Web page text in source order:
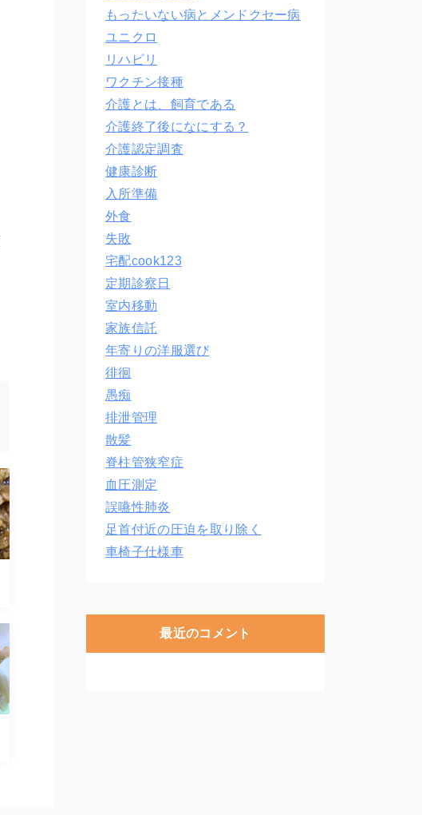
もったいない病とメンドクセー病
ユニクロ
リハビリ
ワクチン接種
介護とは、飼育である
介護終了後になにする？
介護認定調査
健康診断
入所準備
外食
失敗
宅配cook123
定期診察日
室内移動
家族信託
年寄りの洋服選び
徘徊
愚痴
排泄管理
散髪
脊柱管狭窄症
血圧測定
誤嚥性肺炎
足首付近の圧迫を取り除く
車椅子仕様車
最近のコメント